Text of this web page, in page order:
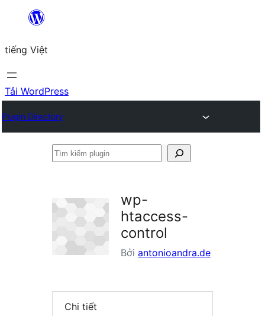
Chuyển
phần
nội
dung
tiếng Việt
Tải WordPress
Plugin Directory
Tìm
wp-
htaccess-
control
Bởi antonioandra.de
Chi tiết